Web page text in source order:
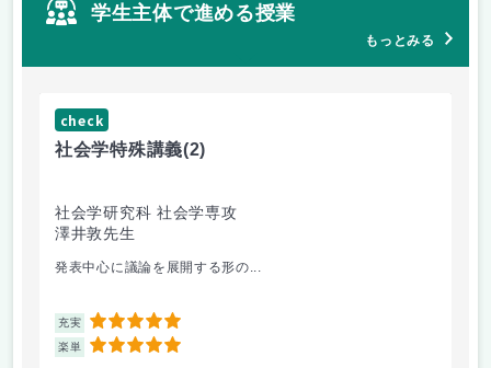
学生主体で進める授業
もっとみる
check
社会学特殊講義(2)
社会学研究科 社会学専攻
澤井敦先生
発表中心に議論を展開する形の...
充実 5
楽単 5